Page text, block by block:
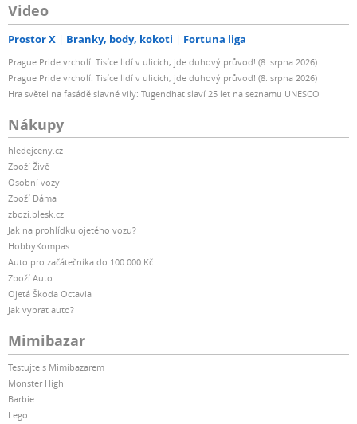
Video
Prostor X Branky, body, kokoti Fortuna liga
Prague Pride vrcholí: Tisíce lidí v ulicích, jde duhový průvod! (8. srpna 2026)
Prague Pride vrcholí: Tisíce lidí v ulicích, jde duhový průvod! (8. srpna 2026)
Hra světel na fasádě slavné vily: Tugendhat slaví 25 let na seznamu UNESCO
Nákupy
hledejceny.cz
Zboží Živě
Osobní vozy
Zboží Dáma
zbozi.blesk.cz
Jak na prohlídku ojetého vozu?
HobbyKompas
Auto pro začátečníka do 100 000 Kč
Zboží Auto
Ojetá Škoda Octavia
Jak vybrat auto?
Mimibazar
Testujte s Mimibazarem
Monster High
Barbie
Lego